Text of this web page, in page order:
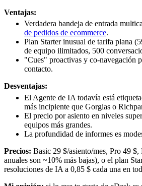
Ventajas:
Verdadera bandeja de entrada
de pedidos de ecommerce.
Plan Starter inusual de tarifa plana
de equipo ilimitados, 500
"Cues" proactivas y co-navegación
contacto.
Desventajas:
El Agente de IA todavía está
más incipiente que Gorgias o
El precio por asiento en niveles
equipos más grandes.
La profundidad de informes es
Precios: Basic 29 $/asiento/mes, Pro 49 $,
anuales son ~10% más bajas), o el plan
resoluciones de IA a 0,85 $ cada una en